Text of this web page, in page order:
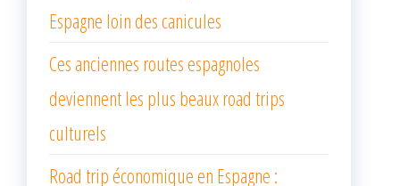
Espagne loin des canicules
Ces anciennes routes espagnoles
deviennent les plus beaux road trips
culturels
Road trip économique en Espagne :